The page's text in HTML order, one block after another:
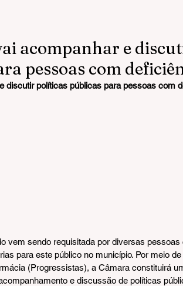
acompanhar e
pessoas com
discutir políticas públicas para pessoas com
vem sendo requisitada por diversas pessoas
para este público no município. Por meio de
(Progressistas), a Câmara constituirá
e discussão de políticas